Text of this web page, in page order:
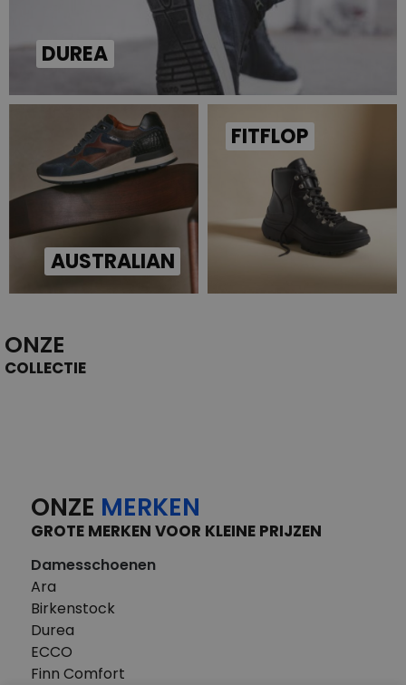
DUREA
AUSTRALIAN
FITFLOP
ONZE
COLLECTIE
ONZE MERKEN
GROTE MERKEN VOOR KLEINE PRIJZEN
Damesschoenen
Ara
Birkenstock
Durea
ECCO
Finn Comfort